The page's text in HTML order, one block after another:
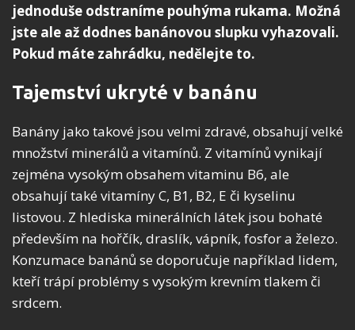
jednoduše odstraníme pouhýma rukama. Možná
jste ale až dodnes banánovou slupku vyhazovali.
Pokud máte zahrádku, nedělejte to.
Tajemství ukryté v banánu
Banány jako takové jsou velmi zdravé, obsahují velké
množství minerálů a vitamínů. Z vitamínů vynikají
zejména vysokým obsahem vitaminu B6, ale
obsahují také vitamíny C, B1, B2, E či kyselinu
listovou. Z hlediska minerálních látek jsou bohaté
především na hořčík, draslík, vápník, fosfor a železo.
Konzumace banánů se doporučuje například lidem,
kteří trápí problémy s vysokým krevním tlakem či
srdcem.